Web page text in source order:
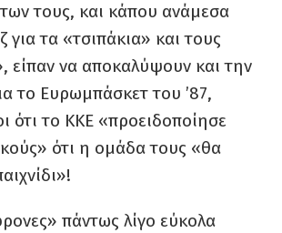
τους, και κάπου ανάμεσα
για τα «τσιπάκια» και τους
είπαν να αποκαλύψουν και την
το Ευρωμπάσκετ του ’87,
ότι το ΚΚΕ «προειδοποίησε
ότι η ομάδα τους «θα
πάντως λίγο εύκολα